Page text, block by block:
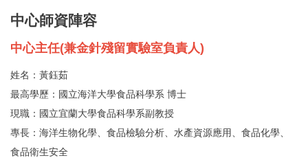
中心師資陣容
中心主任(兼金針殘留實驗室負責人)
姓名：黃鈺茹
最高學歷：國立海洋大學食品科學系 博士
現職：國立宜蘭大學食品科學系副教授
專長：海洋生物化學、食品檢驗分析、水產資源應用、食品化學、
食品衛生安全